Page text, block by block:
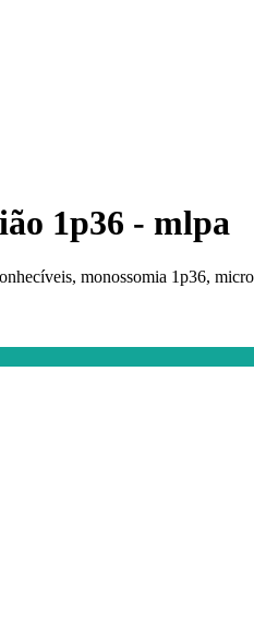
1p36 - mlpa
monossomia 1p36,